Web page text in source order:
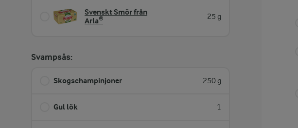
Svenskt Smör från
Arla®
25 g
Svampsås:
Skogschampinjoner 250 g
Gul lök 1